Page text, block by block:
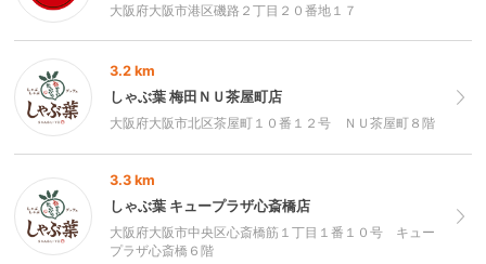
大阪府大阪市港区磯路２丁目２０番地１７
3.2 km
しゃぶ葉 梅田ＮＵ茶屋町店
大阪府大阪市北区茶屋町１０番１２号 ＮＵ茶屋町８階
3.3 km
しゃぶ葉 キュープラザ心斎橋店
大阪府大阪市中央区心斎橋筋１丁目１番１０号 キュー
プラザ心斎橋６階